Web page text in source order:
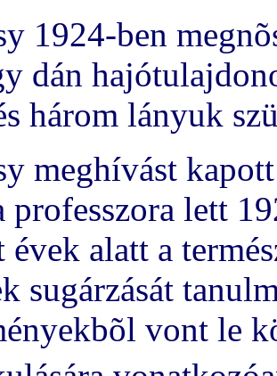
1924-ben
dán
három lányuk
meghívást
professzora lett
alatt a
sugárzását
vont le